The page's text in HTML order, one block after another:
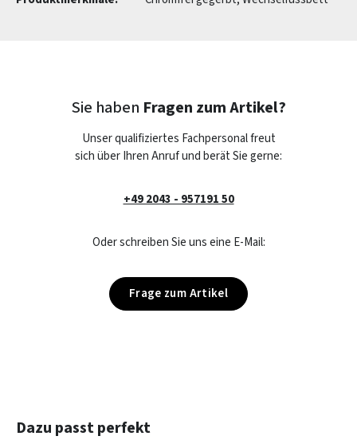
Sie haben Fragen zum Artikel?
Unser qualifiziertes Fachpersonal freut
sich über Ihren Anruf und berät Sie gerne:
+49 2043 - 957191 50
Oder schreiben Sie uns eine E-Mail:
Frage zum Artikel
Produktgalerie überspringen
Dazu passt perfekt